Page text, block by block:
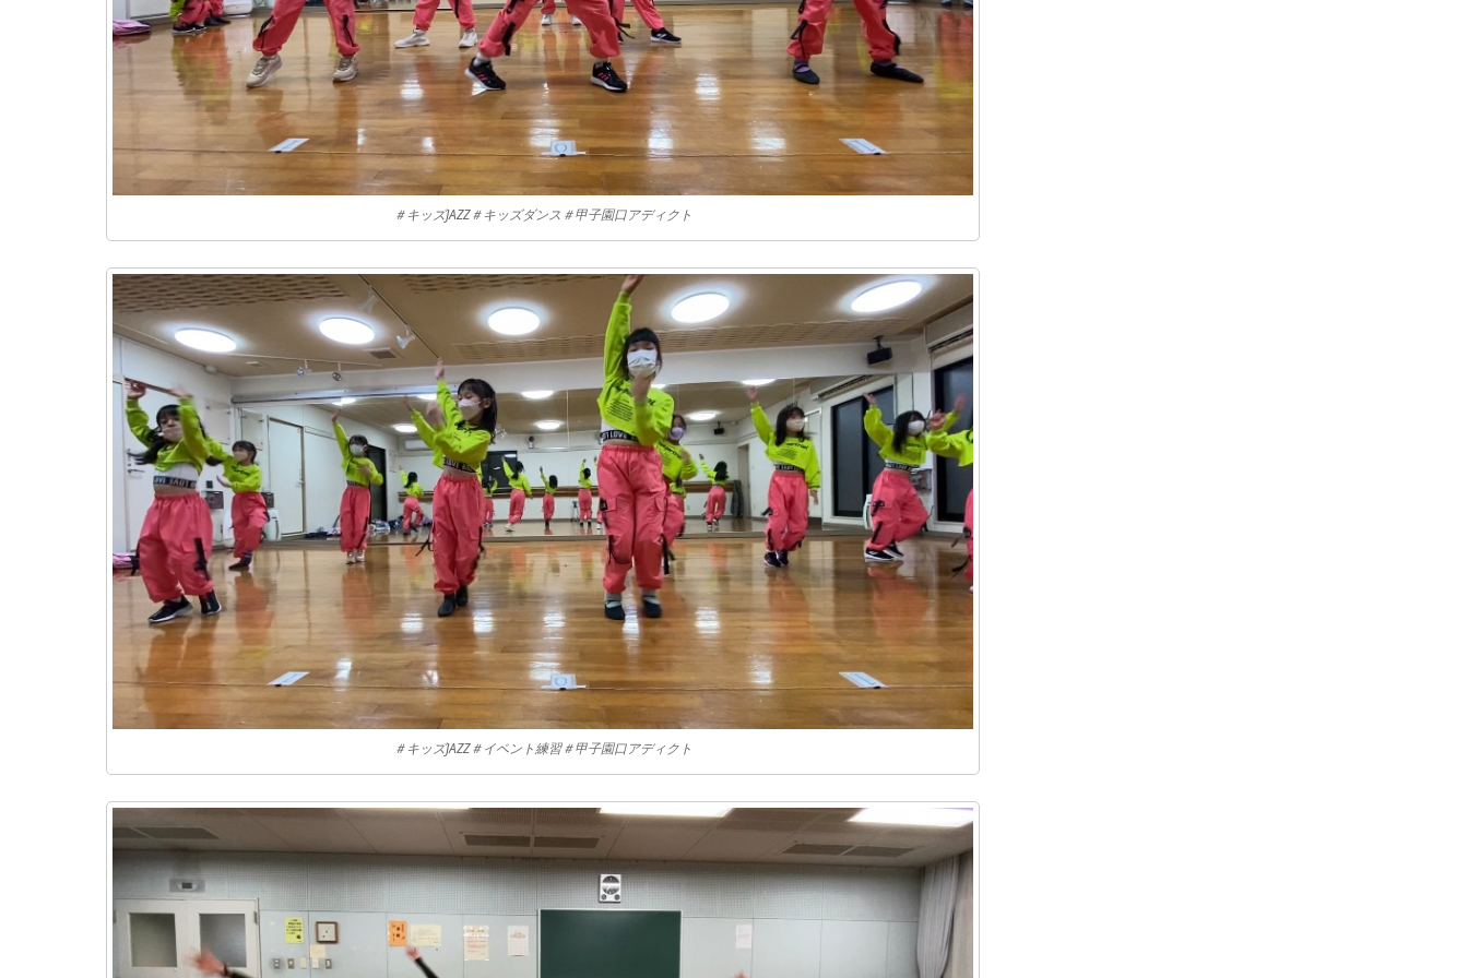
＃キッズJAZZ＃キッズダンス＃甲子園口アディクト
＃キッズJAZZ＃イベント練習＃甲子園口アディクト